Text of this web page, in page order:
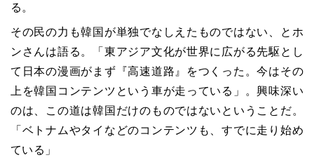
る。
その民の力も韓国が単独でなしえたものではない、とホ
ンさんは語る。「東アジア文化が世界に広がる先駆とし
て日本の漫画がまず『高速道路』をつくった。今はその
上を韓国コンテンツという車が走っている」。興味深い
のは、この道は韓国だけのものではないということだ。
「ベトナムやタイなどのコンテンツも、すでに走り始め
ている」